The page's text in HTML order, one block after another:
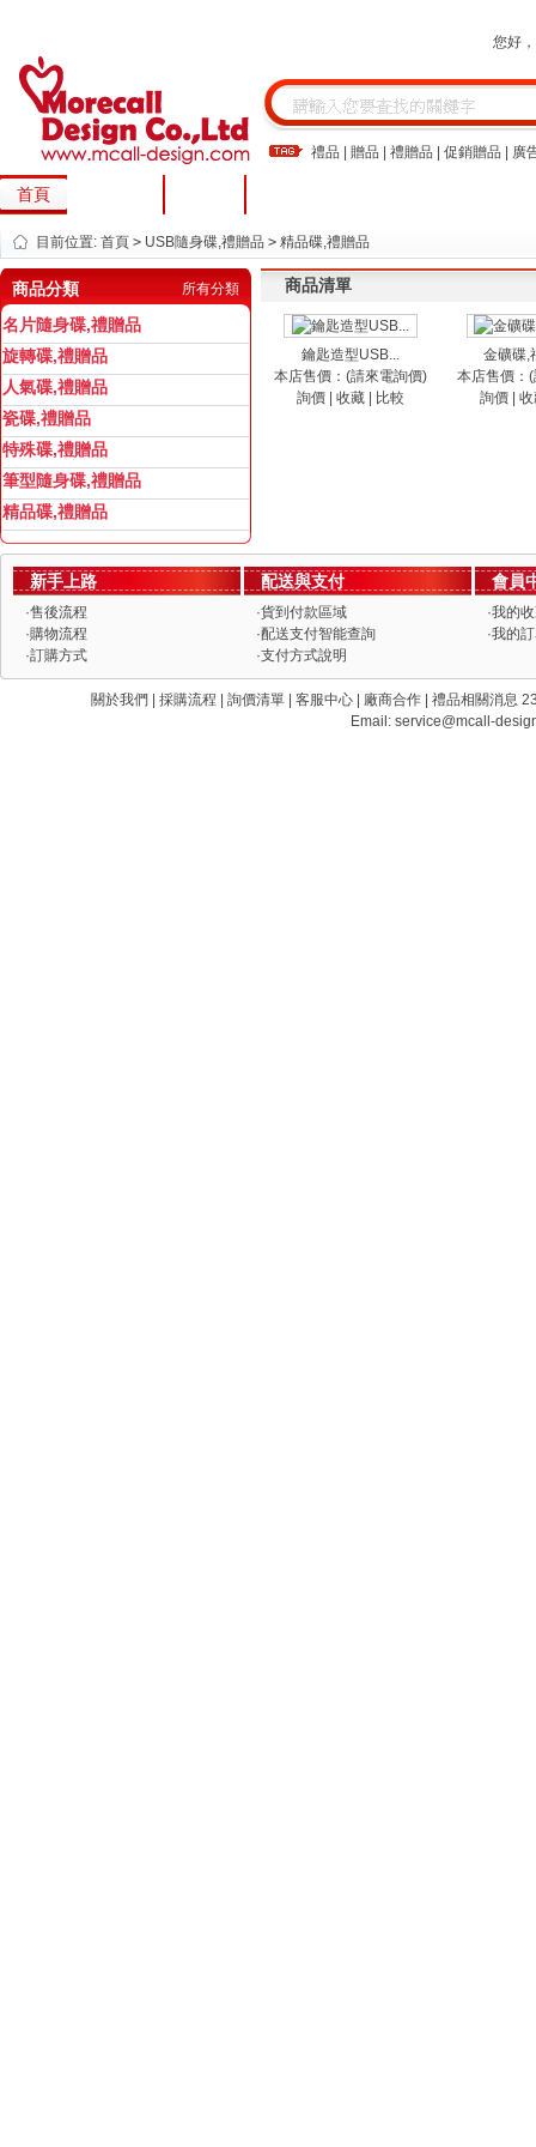
您好
禮品 贈品 禮贈品 促銷贈品 廣
首頁
目前位置: 首頁 > USB隨身碟,禮贈品 > 精品碟,禮贈品
商品分類 所有分類
名片隨身碟,禮贈品
旋轉碟,禮贈品
人氣碟,禮贈品
瓷碟,禮贈品
特殊碟,禮贈品
筆型隨身碟,禮贈品
精品碟,禮贈品
商品清單
鑰匙造型USB...
本店售價：(請來電詢價)
詢價
收藏 比較
金礦碟,
本店售價：
詢價
新手上路
·售後流程
·購物流程
·訂購方式
配送與支付
·貨到付款區域
·配送支付智能查詢
·支付方式說明
會員
·我的
·我的
關於我們 | 採購流程 | 詢價清單 | 客服中心 | 廠商合作 | 禮品相關消
Email: service@mcall-